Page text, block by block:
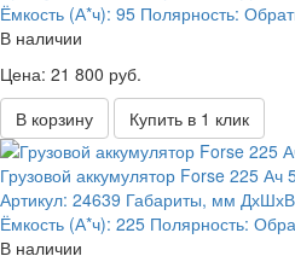
Ёмкость (А*ч): 95 Полярность:
В наличии
Цена: 21 800 руб.
В корзину
Купить в 1 клик
Грузовой аккумулятор Forse 225 Ач
Артикул: 24639 Габариты, мм
Ёмкость (А*ч): 225 Полярность:
В наличии